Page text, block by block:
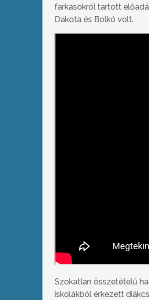
farkasokról tartott
Dakota és Bolkó volt.
Szokatlan összetételű
iskolákból érkezett